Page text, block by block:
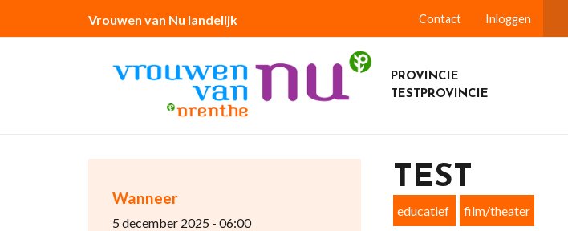
Vrouwen van Nu landelijk Contact Inloggen
PROVINCIE
TESTPROVINCIE
Wanneer
5 december 2025 - 06:00
TEST
educatief film/theater